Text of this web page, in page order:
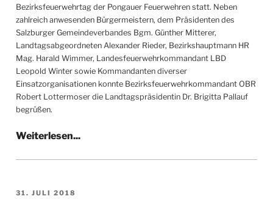
Bezirksfeuerwehrtag der Pongauer Feuerwehren statt. Neben
zahlreich anwesenden Bürgermeistern, dem Präsidenten des
Salzburger Gemeindeverbandes Bgm. Günther Mitterer,
Landtagsabgeordneten Alexander Rieder, Bezirkshauptmann HR
Mag. Harald Wimmer, Landesfeuerwehrkommandant LBD
Leopold Winter sowie Kommandanten diverser
Einsatzorganisationen konnte Bezirksfeuerwehrkommandant OBR
Robert Lottermoser die Landtagspräsidentin Dr. Brigitta Pallauf
begrüßen.
VERÖFFENTLICHT
31. JULI 2018